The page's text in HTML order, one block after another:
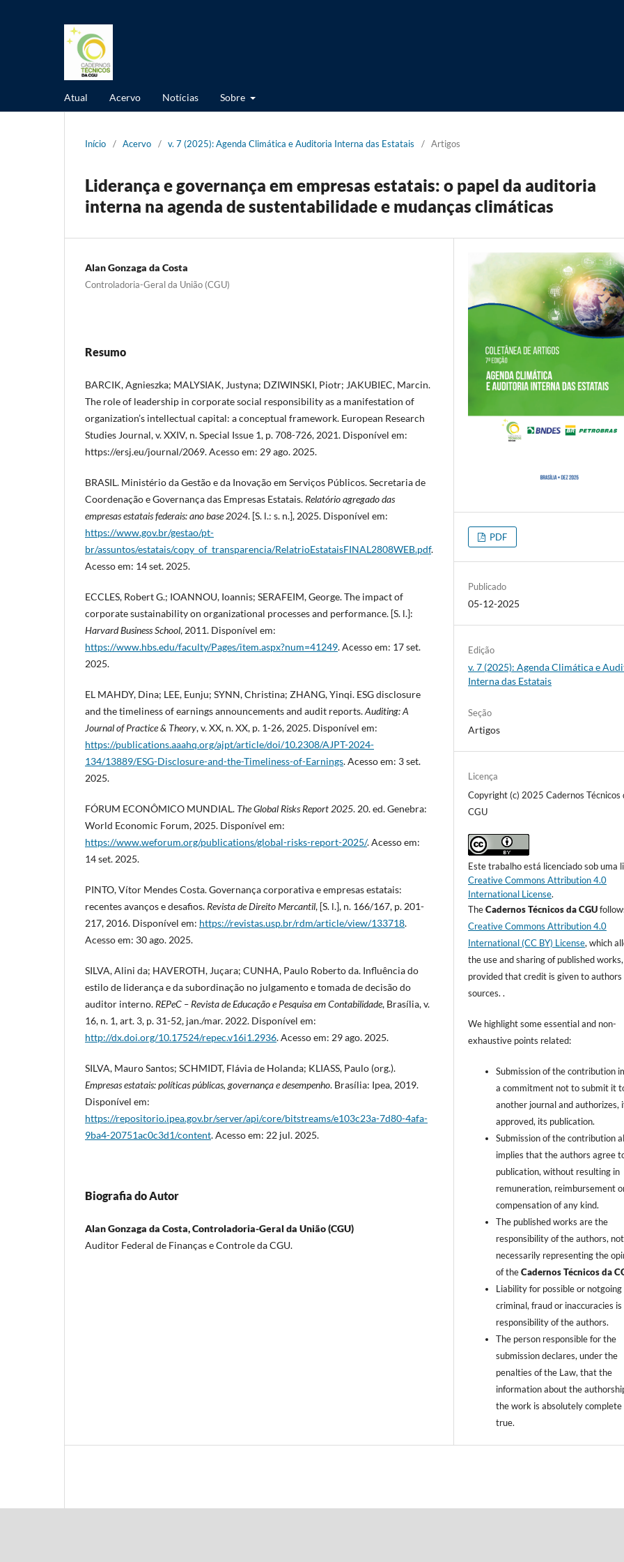
Atual Acervo Notícias Sobre
Início / Acervo / v. 7 (2025): Agenda Climática e Auditoria Interna das Estatais / Artigos
Liderança e governança em empresas estatais: o papel da auditoria
interna na agenda de sustentabilidade e mudanças climáticas
Alan Gonzaga da Costa
Controladoria-Geral da União (CGU)
Resumo
BARCIK, Agnieszka; MALYSIAK, Justyna; DZIWINSKI, Piotr; JAKUBIEC, Marcin.
The role of leadership in corporate social responsibility as a manifestation of
organization’s intellectual capital: a conceptual framework. European Research
Studies Journal, v. XXIV, n. Special Issue 1, p. 708-726, 2021. Disponível em:
https://ersj.eu/journal/2069. Acesso em: 29 ago. 2025.
BRASIL. Ministério da Gestão e da Inovação em Serviços Públicos. Secretaria de
Coordenação e Governança das Empresas Estatais. Relatório agregado das
empresas estatais federais: ano base 2024. [S. l.: s. n.], 2025. Disponível em:
https://www.gov.br/gestao/pt-
br/assuntos/estatais/copy_of_transparencia/RelatrioEstataisFINAL2808WEB.pdf.
Acesso em: 14 set. 2025.
ECCLES, Robert G.; IOANNOU, Ioannis; SERAFEIM, George. The impact of
corporate sustainability on organizational processes and performance. [S. l.]:
Harvard Business School, 2011. Disponível em:
https://www.hbs.edu/faculty/Pages/item.aspx?num=41249. Acesso em: 17 set.
2025.
EL MAHDY, Dina; LEE, Eunju; SYNN, Christina; ZHANG, Yinqi. ESG disclosure
and the timeliness of earnings announcements and audit reports.Auditing: A
Journal of Practice & Theory, v. XX, n. XX, p. 1-26, 2025. Disponível em:
https://publications.aaahq.org/ajpt/article/doi/10.2308/AJPT-2024-
134/13889/ESG-Disclosure-and-the-Timeliness-of-Earnings. Acesso em: 3 set.
2025.
FÓRUM ECONÔMICO MUNDIAL. The Global Risks Report 2025. 20. ed. Genebra:
World Economic Forum, 2025. Disponível em:
https://www.weforum.org/publications/global-risks-report-2025/. Acesso em:
14 set. 2025.
PINTO, Vítor Mendes Costa. Governança corporativa e empresas estatais:
recentes avanços e desafios. Revista de Direito Mercantil, [S. l.], n. 166/167, p. 201-
217, 2016. Disponível em: https://revistas.usp.br/rdm/article/view/133718.
Acesso em: 30 ago. 2025.
SILVA, Alini da; HAVEROTH, Juçara; CUNHA, Paulo Roberto da. Influência do
estilo de liderança e da subordinação no julgamento e tomada de decisão do
auditor interno. REPeC – Revista de Educação e Pesquisa em Contabilidade, Brasília, v.
16, n. 1, art. 3, p. 31-52, jan./mar. 2022. Disponível em:
http://dx.doi.org/10.17524/repec.v16i1.2936. Acesso em: 29 ago. 2025.
SILVA, Mauro Santos; SCHMIDT, Flávia de Holanda; KLIASS, Paulo (org.).
Empresas estatais: políticas públicas, governança e desempenho. Brasília: Ipea, 2019.
Disponível em:
https://repositorio.ipea.gov.br/server/api/core/bitstreams/e103c23a-7d80-4afa-
9ba4-20751ac0c3d1/content. Acesso em: 22 jul. 2025.
Biografia do Autor
Alan Gonzaga da Costa, Controladoria-Geral da União (CGU)
Auditor Federal de Finanças e Controle da CGU.
PDF
Publicado
05-12-2025
Edição
v. 7 (2025): Agenda Climática e
Interna das Estatais
Seção
Artigos
Licença
Copyright (c) 2025 Cadernos Técnicos
CGU
Este trabalho está licenciado sob uma
Creative Commons Attribution 4.0
International License.
TheCadernos Técnicos da CGU
Creative Commons Attribution 4.0
International (CC BY) License, which
the use and sharing of published works,
provided that credit is given to authors
sources. .
We highlight some essential and non-
exhaustive points related:
Submission of the contribution
a commitment not to submit it
another journal and authorizes,
approved, its publication.
Submission of the contribution
implies that the authors agree
publication, without resulting in
remuneration, reimbursement
compensation of any kind.
The published works are the
responsibility of the authors, not
necessarily representing the
of theCadernos Técnicos da
Liability for possible or notgoing
criminal, fraud or inaccuracies
responsibility of the authors.
The person responsible for the
submission declares, under the
penalties of the Law, that the
information about the
the work is absolutely complete
true.